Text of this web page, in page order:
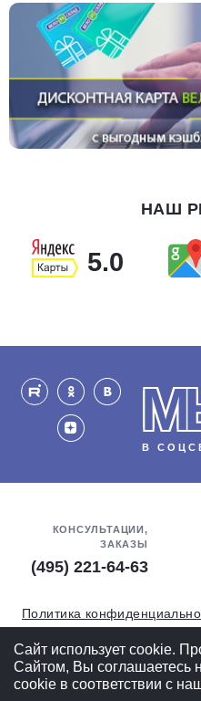
НАШ
5.0
В
КОНСУЛЬТАЦИИ,
ЗАКАЗЫ
(495) 221-64-63
Политика
Обработка персональных
Сайт использует cookie.
Сайтом, Вы соглашаетесь
cookie в соответствии с